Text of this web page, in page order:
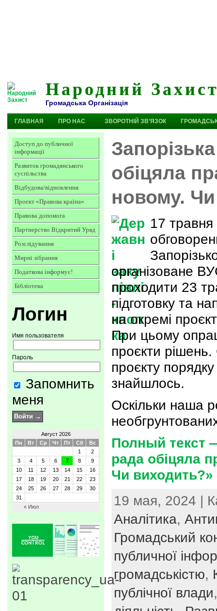
Народний
Громадська Організація
ГЛАВНАЯ ПРО НАС ЗВОРОТНІЙ ЗВ’ЯЗОК
Доступ до публичної
інформації
Развиток громадянського
суспільства
Відбудова/відновлення
Проект «Правова країна»
Правова допомога
Партнерство Відкритий Уряд
Розслідування
Мирні зібрання
Податкова інформує!
Бібліотека
Логин
Имя пользователя
Пароль
Запомнить
меня
Август 2026
Пн
Вт Ср Чт Пт Сб Вс
« Июл
1
2
3
4 5 6 7 8
9
10
11 12 13 14 15
16
17
18 19 20 21 22
23
24
25 26 27 28 29
30
31
обіцяла
новому.
17 травня
організоване
проходити 23
підготовку та
на окремі
При цьому
проєкти рішень.
проєкту
знайшлось.
Оскільки наша
Полный текст
рада обіцяла
Чи виходить?»
19 мая, 2024 |
Аналітика,
Громадський
публичної
громадськістю,
публічної влади